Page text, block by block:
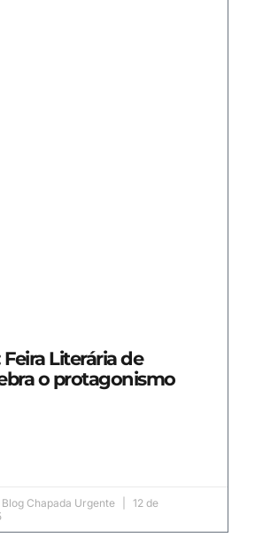
Feira Literária de
o protagonismo
Chapada Urgente
12 de